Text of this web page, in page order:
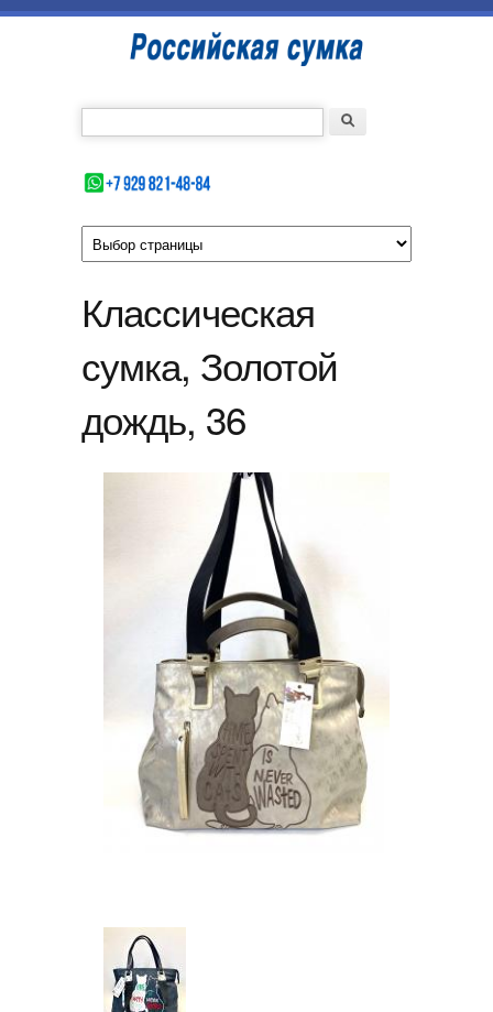
Перейти к основному содержанию
Российская
сумка
Форма поиска Поиск
Классическая
сумка, Золотой
дождь, 36